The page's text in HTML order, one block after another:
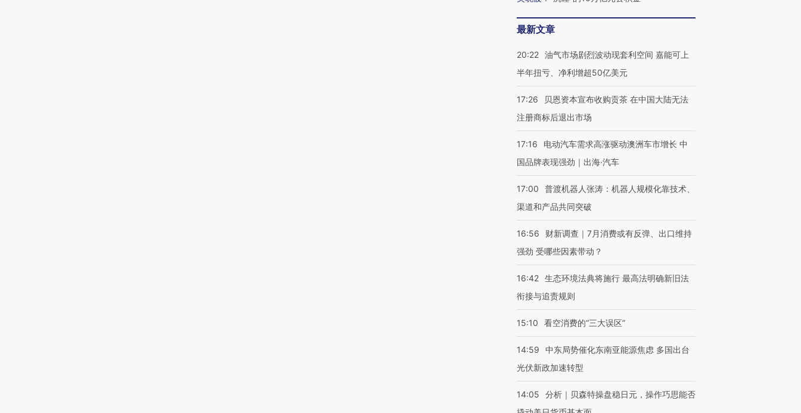
最新文章
20:22 油气市场剧烈波动现套利空间 嘉能可上
半年扭亏、净利增超50亿美元
17:26
贝恩资本宣布收购贡茶 在中国大陆无法
注册商标后退出市场
17:16
电动汽车需求高涨驱动澳洲车市增长 中
国品牌表现强劲｜出海·汽车
17:00
普渡机器人张涛：机器人规模化靠技术、
渠道和产品共同突破
16:56
财新调查｜7月消费或有反弹、出口维持
强劲 受哪些因素带动？
16:42 生态环境法典将施行 最高法明确新旧法
衔接与追责规则
15:10 看空消费的“三大误区”
14:59
中东局势催化东南亚能源焦虑 多国出台
光伏新政加速转型
14:05
分析｜贝森特操盘稳日元，操作巧思能否